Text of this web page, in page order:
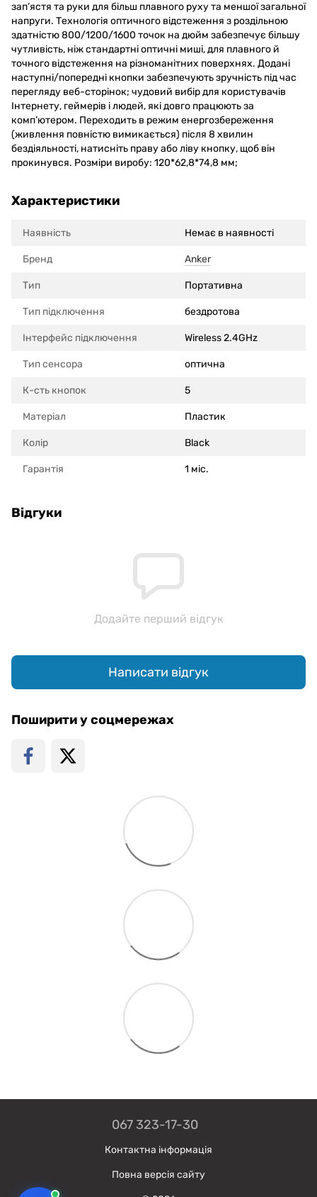
зап’ястя та руки для більш плавного руху та меншої загальної
напруги. Технологія оптичного відстеження з роздільною
здатністю 800/1200/1600 точок на дюйм забезпечує більшу
чутливість, ніж стандартні оптичні миші, для плавного й
точного відстеження на різноманітних поверхнях. Додані
наступні/попередні кнопки забезпечують зручність під час
перегляду веб-сторінок; чудовий вибір для користувачів
Інтернету, геймерів і людей, які довго працюють за
комп’ютером. Переходить в режим енергозбереження
(живлення повністю вимикається) після 8 хвилин
бездіяльності, натисніть праву або ліву кнопку, щоб він
прокинувся. Розміри виробу: 120*62,8*74,8 мм;
Характеристики
Наявність Немає в наявності
Бренд Anker
Тип Портативна
Тип підключення бездротова
Інтерфейс підключення Wireless 2.4GHz
Тип сенсора оптична
К-сть кнопок 5
Матеріал Пластик
Колір Black
Гарантія 1 міс.
Відгуки
Додайте перший відгук
Написати відгук
Поширити у соцмережах
067 323-17-30
Контактна інформація
Повна версія сайту